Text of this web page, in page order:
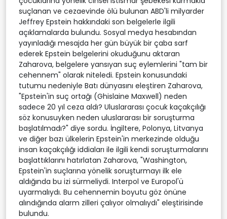
suçlanan ve cezaevinde ölü bulunan ABD'li milyarder
Jeffrey Epstein hakkındaki son belgelerle ilgili
açıklamalarda bulundu. Sosyal medya hesabından
yayınladığı mesajda her gün büyük bir çaba sarf
ederek Epstein belgelerini okuduğunu aktaran
Zaharova, belgelere yansıyan suç eylemlerini "tam bir
cehennem" olarak niteledi. Epstein konusundaki
tutumu nedeniyle Batı dünyasını eleştiren Zaharova,
"Epstein'in suç ortağı (Ghislaine Maxwell) neden
sadece 20 yıl ceza aldı? Uluslararası çocuk kaçakçılığı
söz konusuyken neden uluslararası bir soruşturma
başlatılmadı?" diye sordu. İngiltere, Polonya, Litvanya
ve diğer bazı ülkelerin Epstein'in merkezinde olduğu
insan kaçakçılığı iddiaları ile ilgili kendi soruşturmalarını
başlattıklarını hatırlatan Zaharova, "Washington,
Epstein'in suçlarına yönelik soruşturmayı ilk ele
aldığında bu izi sürmeliydi. Interpol ve Europol'ü
uyarmalıydı. Bu cehennemin boyutu göz önüne
alındığında alarm zilleri çalıyor olmalıydı" eleştirisinde
bulundu.